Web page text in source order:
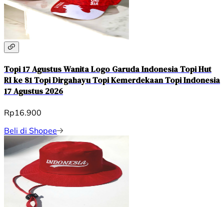
Topi 17 Agustus Wanita Logo Garuda Indonesia Topi Hut
RI ke 81 Topi Dirgahayu Topi Kemerdekaan Topi Indonesia
17 Agustus 2026
Rp16.900
Beli di Shopee